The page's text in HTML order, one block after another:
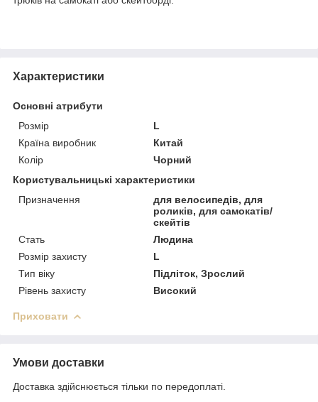
Характеристики
Основні атрибути
Розмір
L
Країна виробник
Китай
Колір
Чорний
Користувальницькі характеристики
Призначення
для велосипедів, для
роликів, для самокатів/
скейтів
Стать
Людина
Розмір захисту
L
Тип віку
Підліток, Зрослий
Рівень захисту
Високий
Приховати
Умови доставки
Доставка здійснюється тільки по передоплаті.